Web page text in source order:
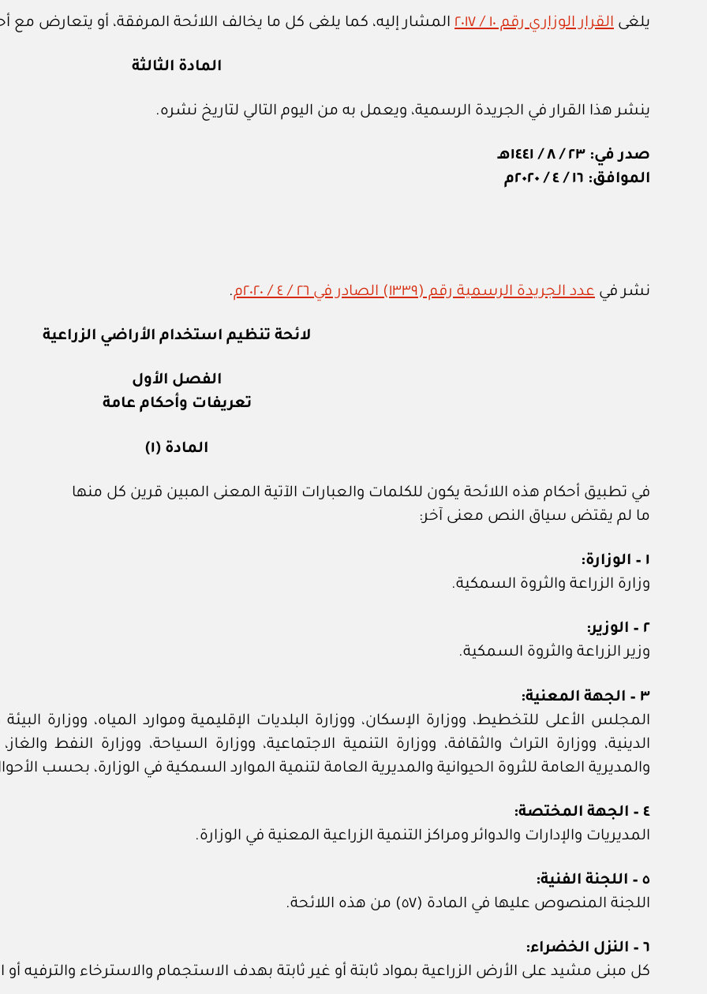
يلغى القرار الوزاري رقم ١٠ / ٢٠١٧ المشار إليه، كما يلغى كل ما يخالف اللائحة المرفقة، أو يتعارض مع
المادة الثالثة
ينشر هذا القرار في الجريدة الرسمية، ويعمل به من اليوم التالي لتاريخ نشره.
صدر في: ٢٣ / ٨ / ١٤٤١هـ
الموافق: ١٦ / ٤ / ٢٠٢٠م
نشر في عدد الجريدة الرسمية رقم (١٣٣٩) الصادر في ٢٦ / ٤ / ٢٠٢٠م .
لائحة تنظيم استخدام الأراضي الزراعية
الفصل الأول
تعريفات وأحكام عامة
المادة (١)
في تطبيق أحكام هذه اللائحة يكون للكلمات والعبارات الآتية المعنى المبين قرين كل منها
ما لم يقتض سياق النص معنى آخر:
١ – الوزارة:
وزارة الزراعة والثروة السمكية.
٢ – الوزير:
وزير الزراعة والثروة السمكية.
٣ – الجهة المعنية:
المجلس الأعلى للتخطيط، ووزارة الإسكان، ووزارة البلديات الإقليمية وموارد المياه، ووزارة
الدينية، ووزارة التراث والثقافة، ووزارة التنمية الاجتماعية، ووزارة السياحة، ووزارة النفط
والمديرية العامة للثروة الحيوانية والمديرية العامة لتنمية الموارد السمكية في الوزارة، بحسب
٤ – الجهة المختصة:
المديريات والإدارات والدوائر ومراكز التنمية الزراعية المعنية في الوزارة.
٥ – اللجنة الفنية:
اللجنة المنصوص عليها في المادة (٥٧) من هذه اللائحة.
٦ – النزل الخضراء:
كل مبنى مشيد على الأرض الزراعية بمواد ثابتة أو غير ثابتة بهدف الاستجمام والاسترخاء والترفيه